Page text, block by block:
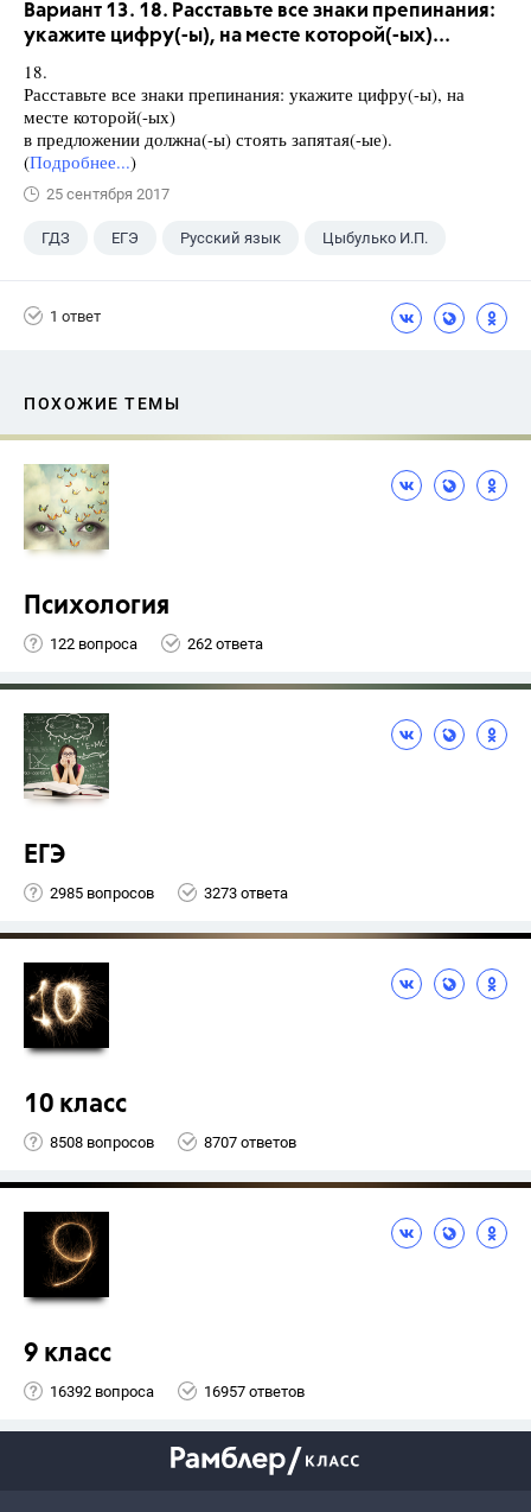
Вариант 13. 18. Расставьте все знаки препинания:
укажите цифру(-ы), на месте которой(-ых)...
18.
Расставьте все знаки препинания: укажите цифру(-ы), на
месте которой(-ых)
в предложении должна(-ы) стоять запятая(-ые).
(Подробнее...)
25 сентября 2017
ГДЗ ЕГЭ Русский язык Цыбулько И.П.
1 ответ
ПОХОЖИЕ ТЕМЫ
Психология
122 вопроса 262 ответа
ЕГЭ
2985 вопросов 3273 ответа
10 класс
8508 вопросов 8707 ответов
9 класс
16392 вопроса 16957 ответов